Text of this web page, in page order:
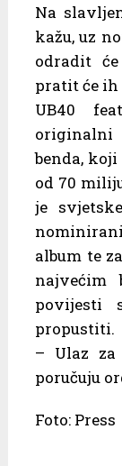
Na
kažu, uz
odradit
pratit će ih
UB40
benda,
od 70
je
album te
najvećim
povijesti
propustiti.
– Ulaz za
poručuju
Foto: Press